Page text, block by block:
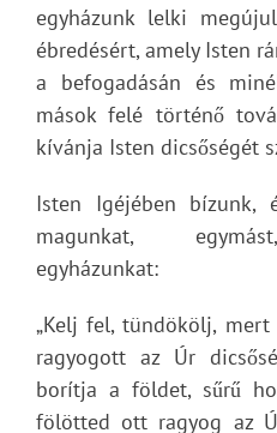
egyházunk lelki
ébredésért, amely Isten
a befogadásán és
mások felé történő
kívánja Isten dicsőségét
Isten Igéjében bízunk,
magunkat,
egyházunkat:
„Kelj fel, tündökölj,
ragyogott az Úr
borítja a földet, sűrű
fölötted ott ragyog az